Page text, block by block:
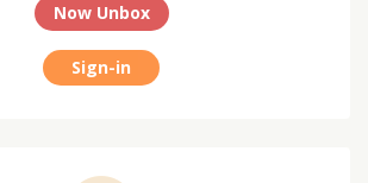
Now Unbox
Sign-in